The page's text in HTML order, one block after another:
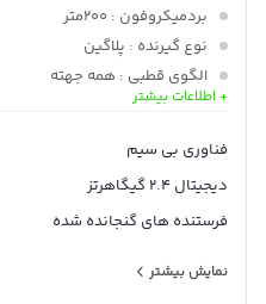
بردمیکروفون : 200متر
نوع گیرنده : پلاگین
الگوی قطبی : همه جهته
سازگار: با هردو سیستم اندروید وios
محدوده دینامیکی
نوع اتصال: TRS به TRRS ؛ USB-C ؛ TRS به TRS ؛ TRSبه Lightning
+ اطلاعات بیشتر
فناوری بی سیم
دیجیتال 2.4 گیگاهرتز
فرستنده های گنجانده شده
نمایش بیشتر